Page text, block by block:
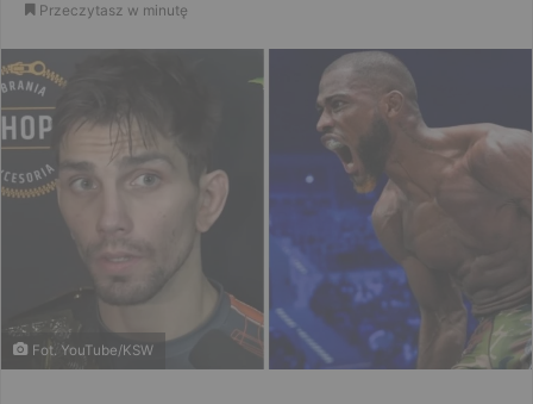
Przeczytasz w minutę
Fot. YouTube/KSW